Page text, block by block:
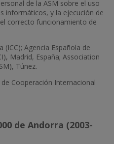
de la ASM sobre el uso
informáticos, y la ejecución de
correcto funcionamiento de
Agencia Española de
Madrid, España; Association
Túnez.
Cooperación Internacional
de Andorra (2003-